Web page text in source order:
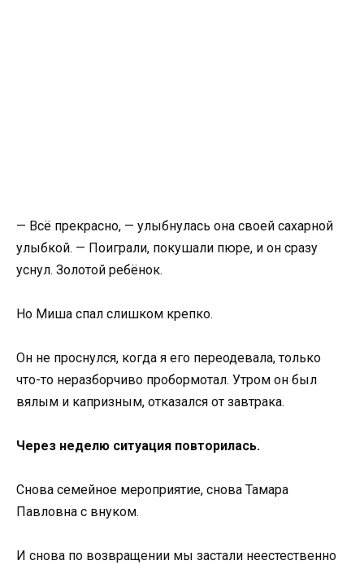
— Всё прекрасно, — улыбнулась она своей сахарной
улыбкой. — Поиграли, покушали пюре, и он сразу
уснул. Золотой ребёнок.
Но Миша спал слишком крепко.
Он не проснулся, когда я его переодевала, только
что-то неразборчиво пробормотал. Утром он был
вялым и капризным, отказался от завтрака.
Через неделю ситуация повторилась.
Снова семейное мероприятие, снова Тамара
Павловна с внуком.
И снова по возвращении мы застали неестественно